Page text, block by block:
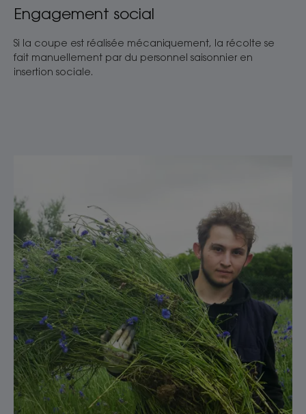
Engagement social
Si la coupe est réalisée mécaniquement, la récolte se
fait manuellement par du personnel saisonnier en
insertion sociale.